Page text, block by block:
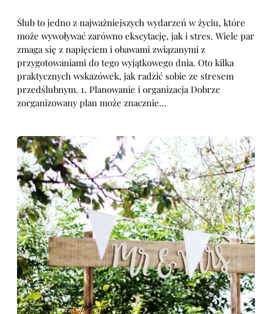
Ślub to jedno z najważniejszych wydarzeń w życiu, które
może wywoływać zarówno ekscytację, jak i stres. Wiele par
zmaga się z napięciem i obawami związanymi z
przygotowaniami do tego wyjątkowego dnia. Oto kilka
praktycznych wskazówek, jak radzić sobie ze stresem
przedślubnym. 1. Planowanie i organizacja Dobrze
zorganizowany plan może znacznie…